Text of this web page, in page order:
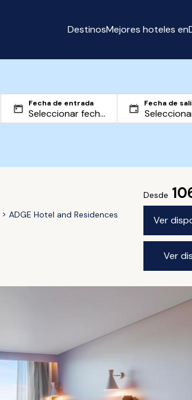
DestinosMejores hoteles en
Fecha de entrada Fecha de
ADGE Hotel and Residences
Desde
Ver
Ver